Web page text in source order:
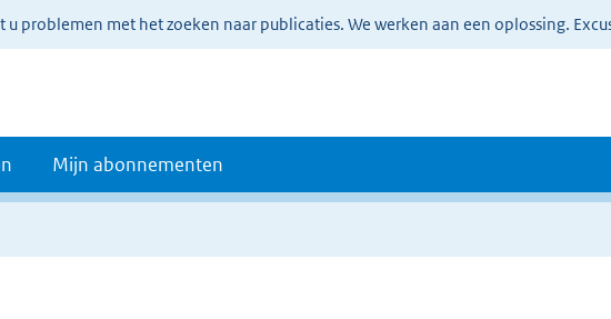
u problemen met het zoeken naar publicaties. We werken aan een oplossing.
Mijn abonnementen